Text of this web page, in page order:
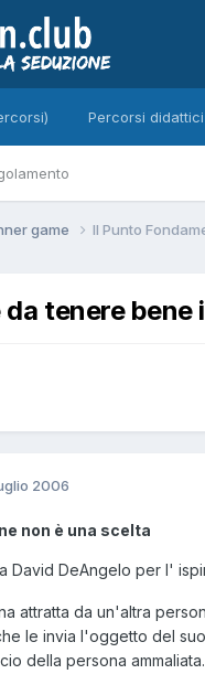
Percorsi didattici
game Il Punto
tenere bene
2006
non è una scelta
David DeAngelo per l'
attratta da un'altra
le invia l'oggetto del
della persona